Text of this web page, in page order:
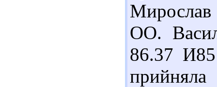
ОО.
86.37 И85